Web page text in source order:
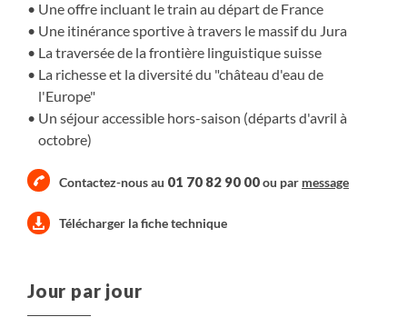
Une offre incluant le train au départ de France
Une itinérance sportive à travers le massif du Jura
La traversée de la frontière linguistique suisse
La richesse et la diversité du "château d'eau de
l'Europe"
Un séjour accessible hors-saison (départs d'avril à
octobre)
Contactez-nous au 01 70 82 90 00ou par message
Télécharger la fiche technique
Jour par jour